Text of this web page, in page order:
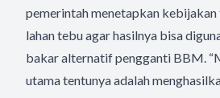
pemerintah menetapkan
lahan tebu agar hasilnya bisa
bakar alternatif pengganti BBM.
utama tentunya adalah